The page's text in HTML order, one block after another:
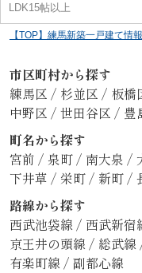
LDK15帖以上
【TOP】練馬新築一戸建て情報
市区町村から探す
練馬区 / 杉並区 / 板橋
中野区 / 世田谷区 / 豊
町名から探す
宮前 / 泉町 / 南大泉 /
下井草 / 栄町 / 新町 /
路線から探す
西武池袋線 / 西武新宿
京王井の頭線 / 総武線
有楽町線 / 副都心線